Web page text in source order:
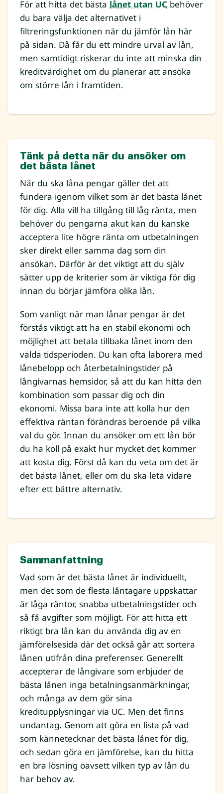
För att hitta det bästa lånet utan UC behöver
du bara välja det alternativet i
filtreringsfunktionen när du jämför lån här
på sidan. Då får du ett mindre urval av lån,
men samtidigt riskerar du inte att minska din
kreditvärdighet om du planerar att ansöka
om större lån i framtiden.
Tänk på detta när du ansöker om
det bästa lånet
När du ska låna pengar gäller det att
fundera igenom vilket som är det bästa lånet
för dig. Alla vill ha tillgång till låg ränta, men
behöver du pengarna akut kan du kanske
acceptera lite högre ränta om utbetalningen
sker direkt eller samma dag som din
ansökan. Därför är det viktigt att du själv
sätter upp de kriterier som är viktiga för dig
innan du börjar jämföra olika lån.
Som vanligt när man lånar pengar är det
förstås viktigt att ha en stabil ekonomi och
möjlighet att betala tillbaka lånet inom den
valda tidsperioden. Du kan ofta laborera med
lånebelopp och återbetalningstider på
långivarnas hemsidor, så att du kan hitta den
kombination som passar dig och din
ekonomi. Missa bara inte att kolla hur den
effektiva räntan förändras beroende på vilka
val du gör. Innan du ansöker om ett lån bör
du ha koll på exakt hur mycket det kommer
att kosta dig. Först då kan du veta om det är
det bästa lånet, eller om du ska leta vidare
efter ett bättre alternativ.
Sammanfattning
Vad som är det bästa lånet är individuellt,
men det som de flesta låntagare uppskattar
är låga räntor, snabba utbetalningstider och
så få avgifter som möjligt. För att hitta ett
riktigt bra lån kan du använda dig av en
jämförelsesida där det också går att sortera
lånen utifrån dina preferenser. Generellt
accepterar de långivare som erbjuder de
bästa lånen inga betalningsanmärkningar,
och många av dem gör sina
kreditupplysningar via UC. Men det finns
undantag. Genom att göra en lista på vad
som kännetecknar det bästa lånet för dig,
och sedan göra en jämförelse, kan du hitta
en bra lösning oavsett vilken typ av lån du
har behov av.